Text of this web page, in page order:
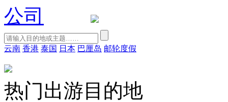
云南 香港 泰国 日本 巴厘岛 邮轮度假
热门出游目的地